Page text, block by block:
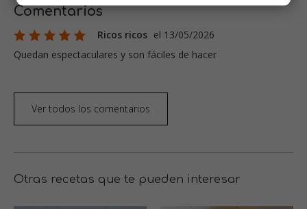
Comentarios
Ricos ricos el 13/05/2026
Quedan espectaculares y son fáciles de hacer
Ver todos los comentarios
Otras recetas que te pueden interesar